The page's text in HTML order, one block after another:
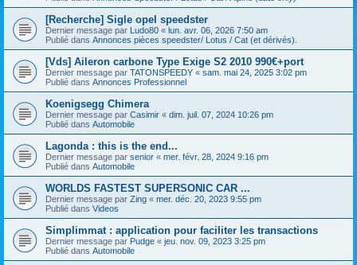
[Recherche] Sigle opel speedster
Dernier message par Ludo80 « lun. avr. 06, 2026 7:50 am
Publié dans Annonces pièces speedster/ Lotus / Cat (et dérivés).
[Vds] Aileron carbone Type Exige S2 2010 990€+port
Dernier message par TATONSPEEDY « sam. mai 24, 2025 3:02 pm
Publié dans Annonces Professionnel
Koenigsegg Chimera
Dernier message par Casimir « dim. juil. 07, 2024 10:26 pm
Publié dans Automobile
Lagonda : this is the end...
Dernier message par senior « mer. févr. 28, 2024 9:16 pm
Publié dans Automobile
WORLDS FASTEST SUPERSONIC CAR ...
Dernier message par Zing « mer. déc. 20, 2023 9:55 pm
Publié dans Videos
Simplimmat : application pour faciliter les transactions
Dernier message par Pudge « jeu. nov. 09, 2023 3:25 pm
Publié dans Automobile